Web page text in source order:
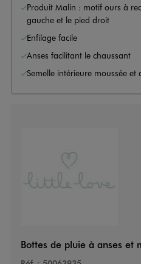
Produit Malin : motif ours à
gauche et le pied droit
Enfilage facile
Anses facilitant le chaussant
Semelle intérieure moussée et
Bottes de pluie à anses et